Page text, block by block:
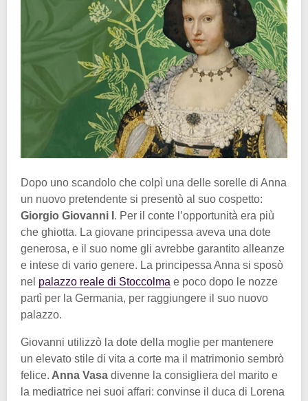
Dopo uno scandolo che colpì una delle sorelle di Anna
un nuovo pretendente si presentò al suo cospetto:
Giorgio Giovanni I . Per il conte l’opportunità era più
che ghiotta. La giovane principessa aveva una dote
generosa, e il suo nome gli avrebbe garantito alleanze
e intese di vario genere. La principessa Anna si sposò
nel palazzo reale di Stoccolma e poco dopo le nozze
partì per la Germania, per raggiungere il suo nuovo
palazzo.
Giovanni utilizzò la dote della moglie per mantenere
un elevato stile di vita a corte ma il matrimonio sembrò
felice. Anna Vasa divenne la consigliera del marito e
la mediatrice nei suoi affari: convinse il duca di Lorena